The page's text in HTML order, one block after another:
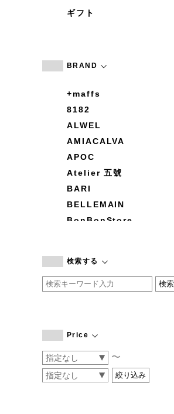
ギフト
BRAND
+maffs
8182
ALWEL
AMIACALVA
APOC
Atelier 五號
BARI
BELLEMAIN
BonBonStore
by basics
CATWORTH
COGTHEBIGSMOKE
CONVERSE
DEAN & DELUCA
検索する
Price
〜